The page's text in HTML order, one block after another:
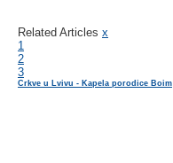
Related Articles x
1
2
3
Crkve u Lvivu - Kapela porodice Boim